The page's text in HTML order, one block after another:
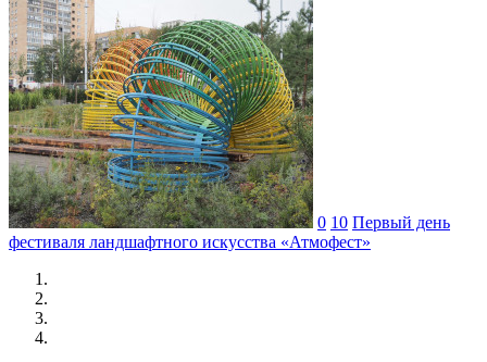
0 10 Первый день
фестиваля ландшафтного искусства «Атмофест»